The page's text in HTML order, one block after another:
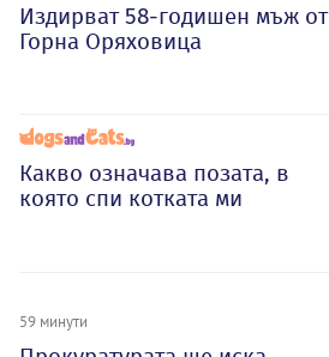
Издирват 58-годишен мъж от
Горна Оряховица
Какво означава позата, в
която спи котката ми
59 минути